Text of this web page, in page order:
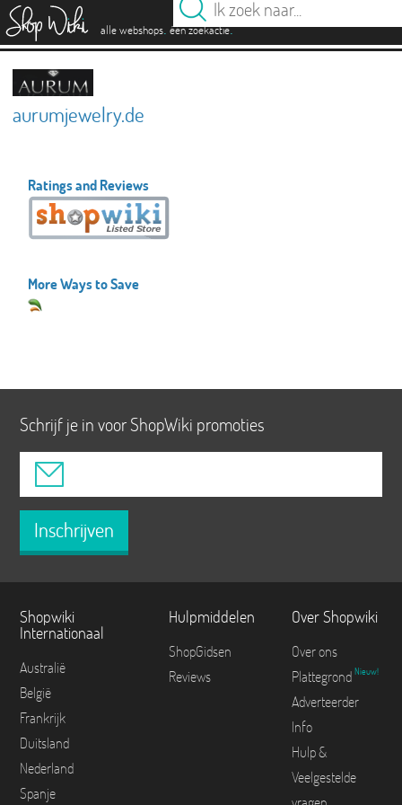
alle webshops. één zoekactie.
aurumjewelry.de
Ratings and Reviews
More Ways to Save
Schrijf je in voor ShopWiki promoties
Inschrijven
Shopwiki
Internationaal
Australië
België
Frankrijk
Duitsland
Nederland
Spanje
Hulpmiddelen
ShopGidsen
Reviews
Over Shopwiki
Over ons
Plattegrond Nieuw!
Adverteerder
Info
Hulp &
Veelgestelde